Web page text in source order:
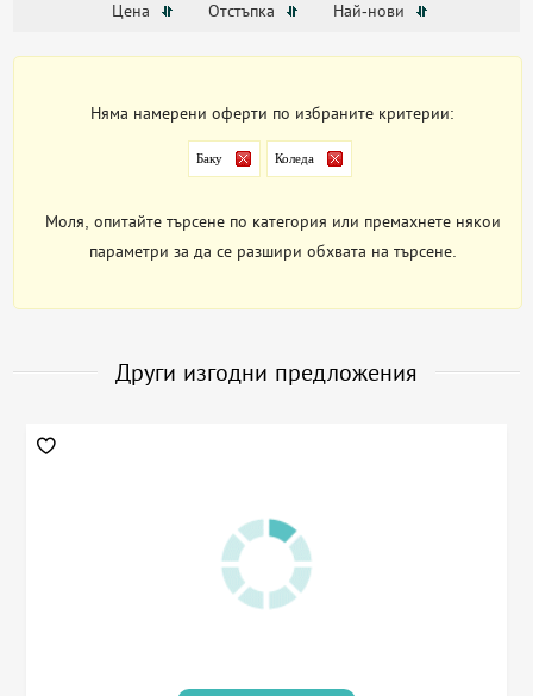
Цена Отстъпка Най-нови
Няма намерени оферти по избраните критерии:
Баку Коледа
Моля, опитайте търсене по категория или премахнете някои
параметри за да се разшири обхвата на търсене.
Други изгодни предложения